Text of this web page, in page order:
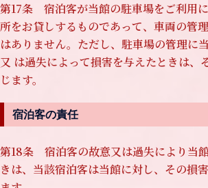
第17条 宿泊客が当館の駐車場をご利用
所をお貸しするものであって、車両の管
はありません。ただし、駐車場の管理に
又 は過失によって損害を与えたときは、
じます。
宿泊客の責任
第18条 宿泊客の故意又は過失により当
きは、当該宿泊客は当館に対し、その損